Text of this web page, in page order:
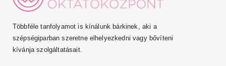
Többféle tanfolyamot is kínálunk bárkinek, aki a
szépségiparban szeretne elhelyezkedni vagy bővíteni
kívánja szolgáltatásait.